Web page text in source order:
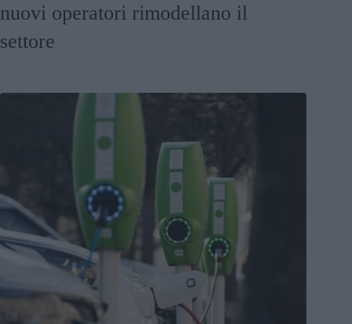
nuovi operatori rimodellano il
settore